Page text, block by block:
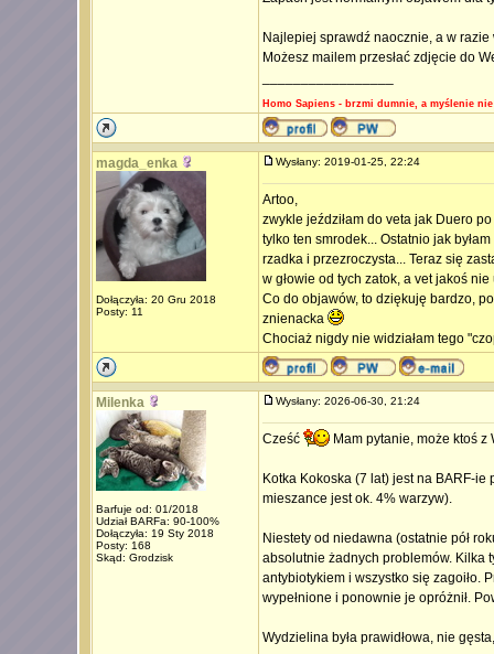
Najlepiej sprawdź naocznie, a w
Możesz mailem przesłać zdjęcie do
Homo Sapiens - brzmi dumnie, a myślenie
magda_enka
Dołączyła: 20 Gru 2018
Posty: 11
Wysłany: 2019-01-25, 22:24
Artoo,
zwykle jeździłam do veta jak Duero
tylko ten smrodek... Ostatnio jak
rzadka i przezroczysta... Teraz się
w głowie od tych zatok, a vet jakoś
Co do objawów, to dziękuję bardzo,
znienacka
Chociaż nigdy nie widziałam tego
Milenka
Barfuje od: 01/2018
Udział BARFa: 90-100%
Dołączyła: 19 Sty 2018
Posty: 168
Skąd: Grodzisk
Wysłany: 2026-06-30, 21:24
Cześć Mam pytanie, może ktoś z
Kotka Kokoska (7 lat) jest na BARF-
mieszance jest ok. 4% warzyw).
Niestety od niedawna (ostatnie pół
absolutnie żadnych problemów. Kilka
antybiotykiem i wszystko się zagoiło.
wypełnione i ponownie je opróżnił.
Wydzielina była prawidłowa, nie